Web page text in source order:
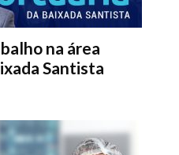
na área
Santista